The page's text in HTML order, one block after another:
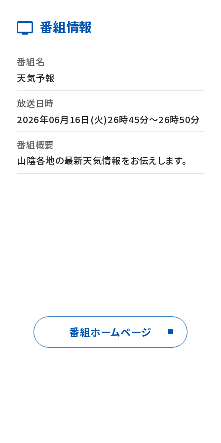
番組情報
番組名
天気予報
放送日時
2026年06月16日(火)26時45分～26時50分
番組概要
山陰各地の最新天気情報をお伝えします。
番組ホームページ